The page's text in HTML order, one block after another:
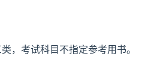
，考试科目不指定参考用书。